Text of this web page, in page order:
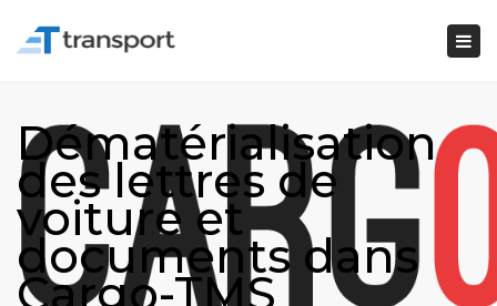
Dématérialisation
des lettres de
voiture et
documents dans
Cargo-TMS